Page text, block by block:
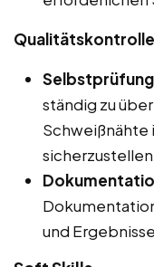
Qualitätskontrolle
Selbstprüfung
ständig zu
Schweißnähte
und